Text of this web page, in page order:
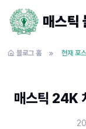
매스틱
블로그 홈 현재 포
매스틱 24K